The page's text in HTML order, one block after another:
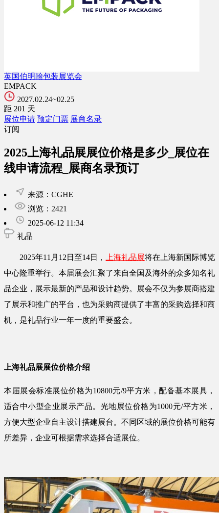
英国伯明翰包装展览会
EMPACK
2027.02.24~02.25
距 201 天
展位申请 预定门票 展商名录
订阅
2025上海礼品展展位价格是多少_展位在
线申请流程_展商名录预订
来源：CGHE
浏览：2421
2025-06-12 11:34
礼品
2025年11月12日至14日， 上海礼品展将在上海新国际博览
中心隆重举行。本届展会汇聚了来自全国及海外的众多知名礼
品企业，展示最新的产品和设计趋势。展会不仅为参展商搭建
了展示和推广的平台，也为采购商提供了丰富的采购选择和商
机，是礼品行业一年一度的重要盛会。
上海礼品展展位价格介绍
本届展会标准展位价格为10800元/9平方米，配备基本展具，
适合中小型企业展示产品。光地展位价格为1000元/平方米，
方便大型企业自主设计搭建展台。不同区域的展位价格可能有
所差异，企业可根据需求选择合适展位。